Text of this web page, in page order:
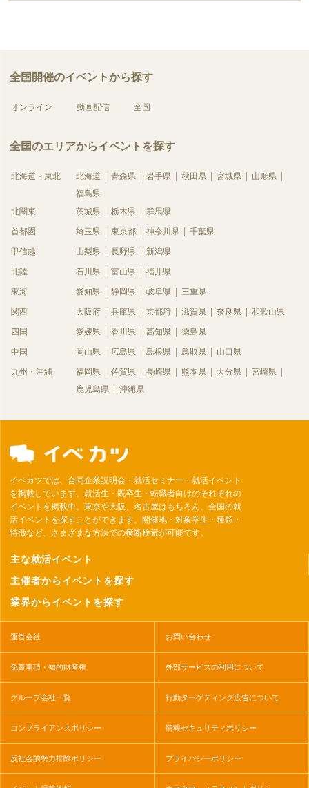
全国開催のイベントから探す
オンライン 動画配信 全国
全国のエリアからイベントを探す
北海道・東北 北海道 青森県 岩手県 秋田県 宮城県
山形県
福島県
北関東
茨城県 栃木県 群馬県
首都圏 埼玉県 東京都 神奈川県 千葉県
甲信越 山梨県 長野県 新潟県
北陸 石川県 富山県 福井県
東海 愛知県 静岡県 岐阜県 三重県
関西 大阪府 兵庫県 京都府 滋賀県 奈良県 和歌山県
四国 愛媛県 香川県 高知県 徳島県
中国 岡山県 広島県 島根県 鳥取県 山口県
九州・沖縄 福岡県 佐賀県 長崎県 熊本県 大分県
宮崎県
鹿児島県
沖縄県
イベカツでは、合同企業説明会・就活セミナー・就活イベント
を掲載しています。就活生・既卒生・転職者向けのそれぞれの
イベントを掲載中。東京や大阪、名古屋はもちろん、全国の就
活イベントを探すことができます。開催地・対象学生・種類・
特徴など、さまざまな方法での横断検索が可能です。
主な就活イベント
主催者からイベントを探す
業界からイベントを探す
運営会社 お問い合わせ
免責事項・知的財産権 外部サービスの利用について
グループ会社一覧 行動ターゲティング広告について
コンプライアンスポリシー 情報セキュリティポリシー
反社会的勢力排除ポリシー プライバシーポリシー